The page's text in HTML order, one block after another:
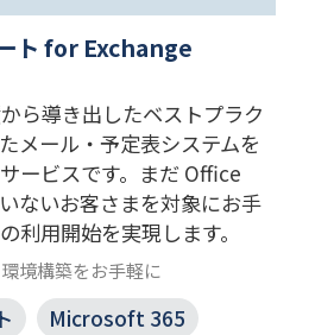
ト for Exchange
ら導き出したベストプラク
メール・予定表システムを
ービスです。まだ Office
ないお客さまを対象にお手
利用開始を実現します。
境構築をお手軽に
Microsoft 365